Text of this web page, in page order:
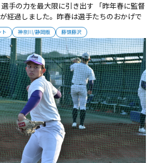
神奈川/静岡版 藤嶺藤沢
手の力を最大限に引き出す 「昨年春に監督
経過しました。昨春は選手たちのおかげで
が、昨夏、昨秋は自分の未熟さによって結
せんでした。チームの主役は選手たち。彼
すことが自分の役割だと考えています」 (菊